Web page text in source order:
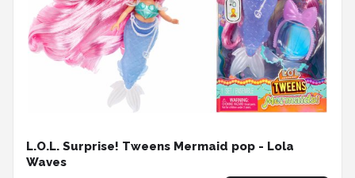
L.O.L. Surprise! Tweens Mermaid pop - Lola
Waves